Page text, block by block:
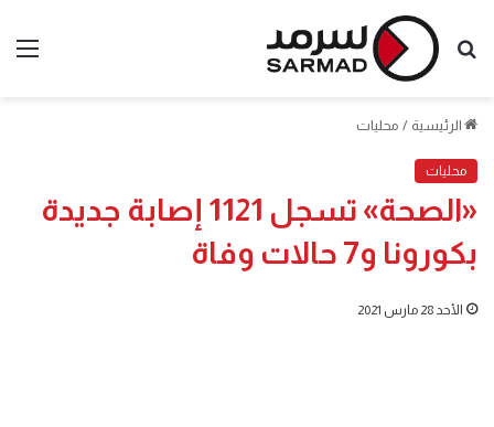
بحث
الرئيسية / محليات
محليات
«الصحة» تسجل 1121 إصابة جديدة
بكورونا و7 حالات وفاة
الأحد 28 مارس 2021